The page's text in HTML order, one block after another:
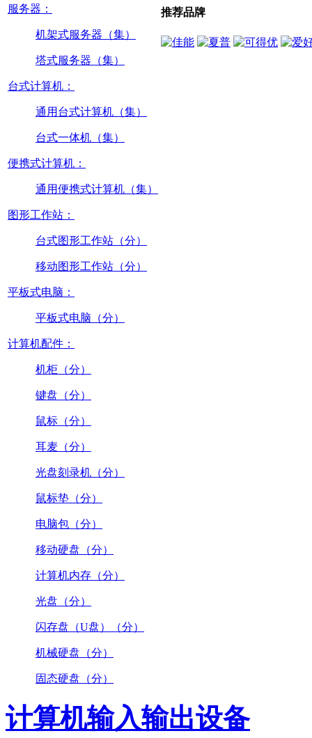
服务器：
机架式服务器（集）
塔式服务器（集）
台式计算机：
通用台式计算机（集）
台式一体机（集）
便携式计算机：
通用便携式计算机（集）
图形工作站：
台式图形工作站（分）
移动图形工作站（分）
平板式电脑：
平板式电脑（分）
计算机配件：
机柜（分）
键盘（分）
鼠标（分）
耳麦（分）
光盘刻录机（分）
鼠标垫（分）
电脑包（分）
移动硬盘（分）
计算机内存（分）
光盘（分）
闪存盘（U盘）（分）
机械硬盘（分）
固态硬盘（分）
推荐品牌
计算机输入输出设备